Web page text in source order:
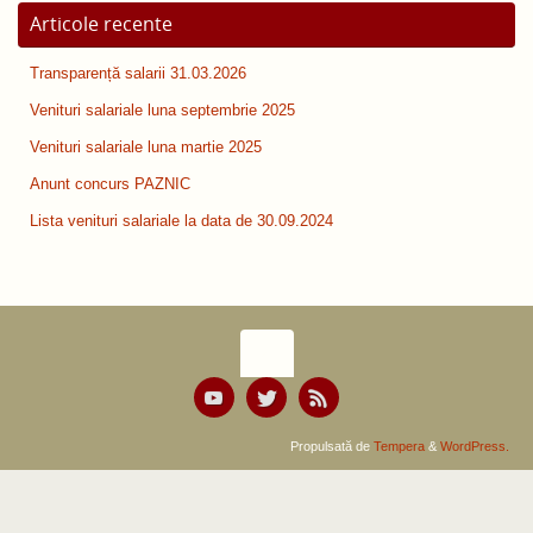
Articole recente
Transparență salarii 31.03.2026
Venituri salariale luna septembrie 2025
Venituri salariale luna martie 2025
Anunt concurs PAZNIC
Lista venituri salariale la data de 30.09.2024
Propulsată de Tempera & WordPress.